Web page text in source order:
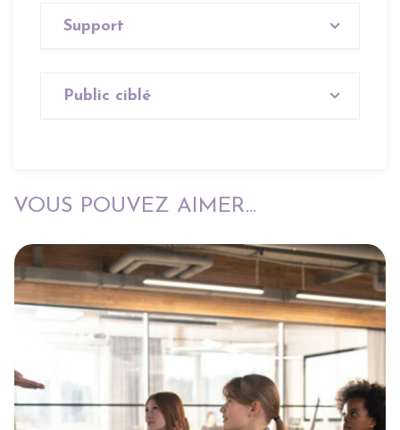
Support
Public ciblé
VOUS POUVEZ AIMER...